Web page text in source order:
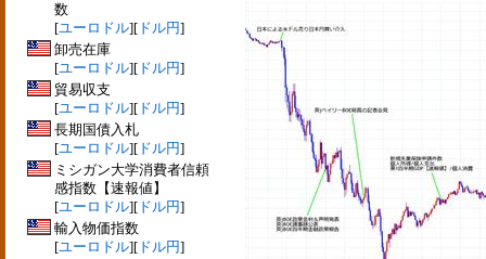
数
[ユーロドル][ ドル円]
卸売在庫
[ユーロドル][ ドル円]
貿易収支
[ユーロドル][ ドル円]
長期国債入札
[ユーロドル][ ドル円]
ミシガン大学消費者信頼
感指数【速報値】
[ユーロドル][ ドル円]
輸入物価指数
[ユーロドル][ ドル円]